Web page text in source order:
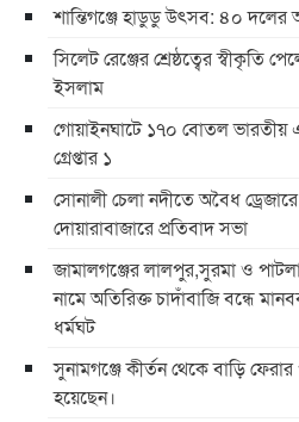
শান্তিগঞ্জে হাডুডু উৎসব: ৪০
সিলেট রেঞ্জের শ্রেষ্ঠত্বের স্বীকৃতি
ইসলাম
গোয়াইনঘাটে ১৭০ বোতল ভারতীয়
গ্রেপ্তার ১
সোনালী চেলা নদীতে অবৈধ
দোয়ারাবাজারে প্রতিবাদ সভা
জামালগঞ্জের লালপুর,সুরমা ও
নামে অতিরিক্ত চাদাঁবাজি বন্ধে
ধর্মঘট
সুনামগঞ্জে কীর্তন থেকে বাড়ি
হয়েছেন।